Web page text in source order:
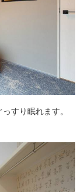
すり眠れます。